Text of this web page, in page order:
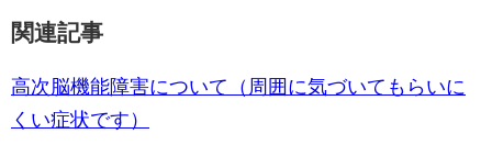
関連記事
高次脳機能障害について（周囲に気づいてもらいに
くい症状です）